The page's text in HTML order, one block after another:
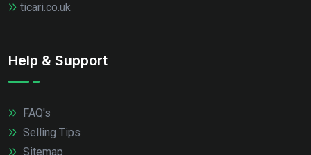
ticari.co.uk
Help & Support
FAQ's
Selling Tips
Sitemap